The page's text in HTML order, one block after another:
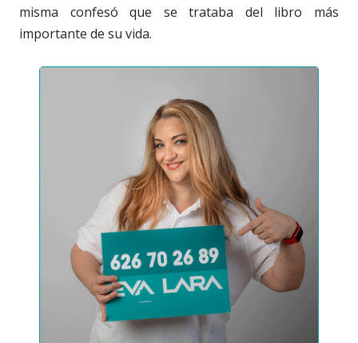
misma confesó que se trataba del libro más
importante de su vida.